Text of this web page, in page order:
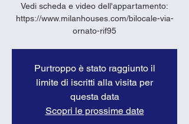
Vedi scheda e video dell'appartamento:
https://www.milanhouses.com/bilocale-via-
ornato-rif95
Purtroppo è stato raggiunto il
limite di iscritti alla visita per
questa data
Scopri le prossime date